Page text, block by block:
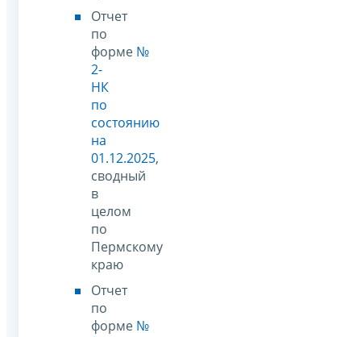
Отчет
по
форме №
2-
НК
по
состоянию
на
01.12.2025,
сводный
в
целом
по
Пермскому
краю
Отчет
по
форме №